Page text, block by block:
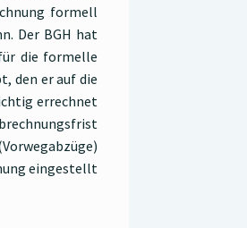
formell
Der BGH hat
die formelle
den er auf die
errechnet
eingestellt